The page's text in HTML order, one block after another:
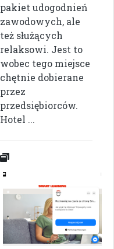
pakiet udogodnień
zawodowych, ale
też służących
relaksowi. Jest to
wobec tego miejsce
chętnie dobierane
przez
przedsiębiorców.
Hotel ...